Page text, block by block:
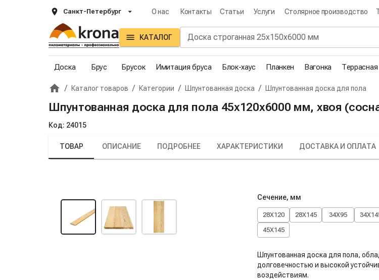
Санкт-Петербург О нас Контакты Статьи Услуги Столярное производство
КАТАЛОГ
Доска Брус Брусок Имитация бруса Блок-хаус Планкен Вагонка
Главная
/ Каталог товаров / Категории / Шпунтованная доска / Шпунтованная доска для пола
Шпунтованная доска для пола 45х120х6000 мм, хвоя
Код: 24015
Крона
ТОВАР ОПИСАНИЕ ПОДРОБНЕЕ ХАРАКТЕРИСТИКИ ДОСТАВКА И ОПЛАТА
Сечение, мм
28X120 28X145 34X95
45X145
Шпунтованная доска для пола,
долговечностью и высокой
воздействиям.